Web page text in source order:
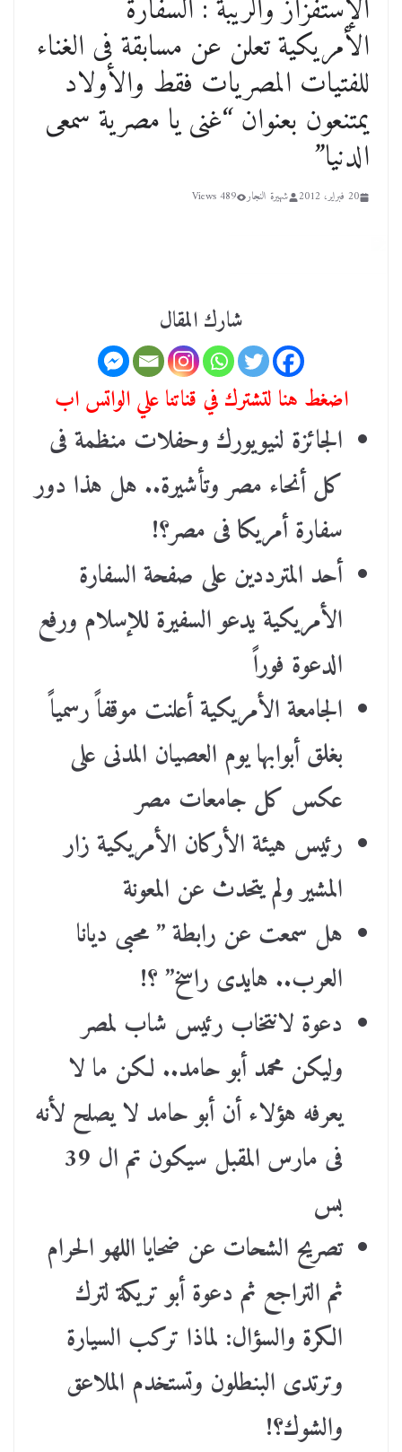
الإستفزاز والريبة : السفارة
الأمريكية تعلن عن مسابقة فى الغناء
للفتيات المصريات فقط والأولاد
يمتنعون بعنوان “غنى يا مصرية سمعى
الدنيا”
20 فبراير، 2012 شهيرة النجار 489 Views
شارك المقال
اضغط هنا لتشترك في قناتنا علي الواتس اب
الجائزة لنيويورك وحفلات منظمة فى
كل أنحاء مصر وتأشيرة.. هل هذا دور
سفارة أمريكا فى مصر؟!
أحد المترددين على صفحة السفارة
الأمريكية يدعو السفيرة للإسلام ورفع
الدعوة فوراً
الجامعة الأمريكية أعلنت موقفاً رسمياً
بغلق أبوابها يوم العصيان المدنى على
عكس كل جامعات مصر
رئيس هيئة الأركان الأمريكية زار
المشير ولم يتحدث عن المعونة
هل سمعت عن رابطة ” محبى ديانا
العرب.. هايدى راسخ” ؟!
دعوة لانتخاب رئيس شاب لمصر
وليكن محمد أبو حامد.. لكن ما لا
يعرفه هؤلاء أن أبو حامد لا يصلح لأنه
فى مارس المقبل سيكون تم ال 39
بس
تصريح الشحات عن ضحايا اللهو الحرام
ثم التراجع ثم دعوة أبو تريكة لترك
الكرة والسؤال: لماذا تركب السيارة
وترتدى البنطلون وتستخدم الملاعق
والشوك؟!